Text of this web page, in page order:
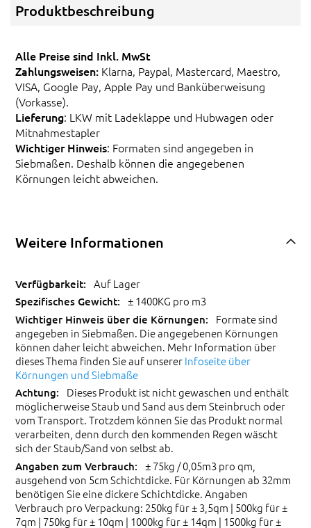
Produktbeschreibung
Alle Preise sind Inkl. MwSt
Zahlungsweisen: Klarna, Paypal, Mastercard, Maestro,
VISA, Google Pay, Apple Pay und Banküberweisung
(Vorkasse).
Lieferung: LKW mit Ladeklappe und Hubwagen oder
Mitnahmestapler
Wichtiger Hinweis: Formaten sind angegeben in
Siebmaßen. Deshalb können die angegebenen
Körnungen leicht abweichen.
Weitere Informationen
Auf Lager
± 1400KG pro m3
Formate sind
angegeben in Siebmaßen. Die angegebenen Körnungen
können daher leicht abweichen. Mehr Information über
dieses Thema finden Sie auf unsererInfoseite über
Körnungen und Siebmaße
Dieses Produkt ist nicht gewaschen und enthält
möglicherweise Staub und Sand aus dem Steinbruch oder
vom Transport. Trotzdem können Sie das Produkt normal
verarbeiten, denn durch den kommenden Regen wäscht
sich der Staub/Sand von selbst ab.
± 75kg / 0,05m3 pro qm,
ausgehend von 5cm Schichtdicke. Für Körnungen ab 32mm
benötigen Sie eine dickere Schichtdicke. Angaben
Verbrauch pro Verpackung: 250kg für ± 3,5qm | 500kg für ±
7qm | 750kg für ± 10qm | 1000kg für ± 14qm | 1500kg für ±